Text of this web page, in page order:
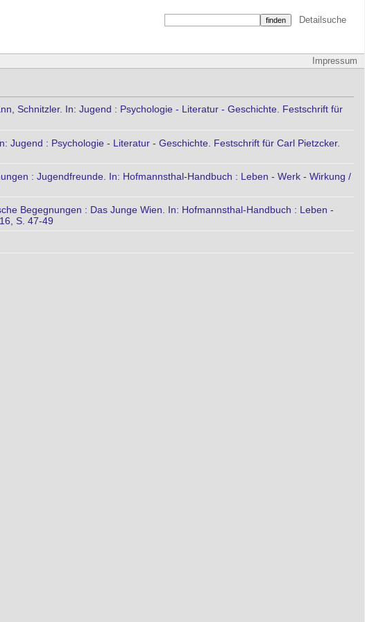
Detailsuche
Impressum
Schnitzler. In: Jugend : Psychologie - Literatur - Geschichte. Festschrift für
: Psychologie - Literatur - Geschichte. Festschrift für Carl Pietzcker.
: Jugendfreunde. In: Hofmannsthal-Handbuch : Leben - Werk - Wirkung /
Begegnungen : Das Junge Wien. In: Hofmannsthal-Handbuch : Leben -
S. 47-49